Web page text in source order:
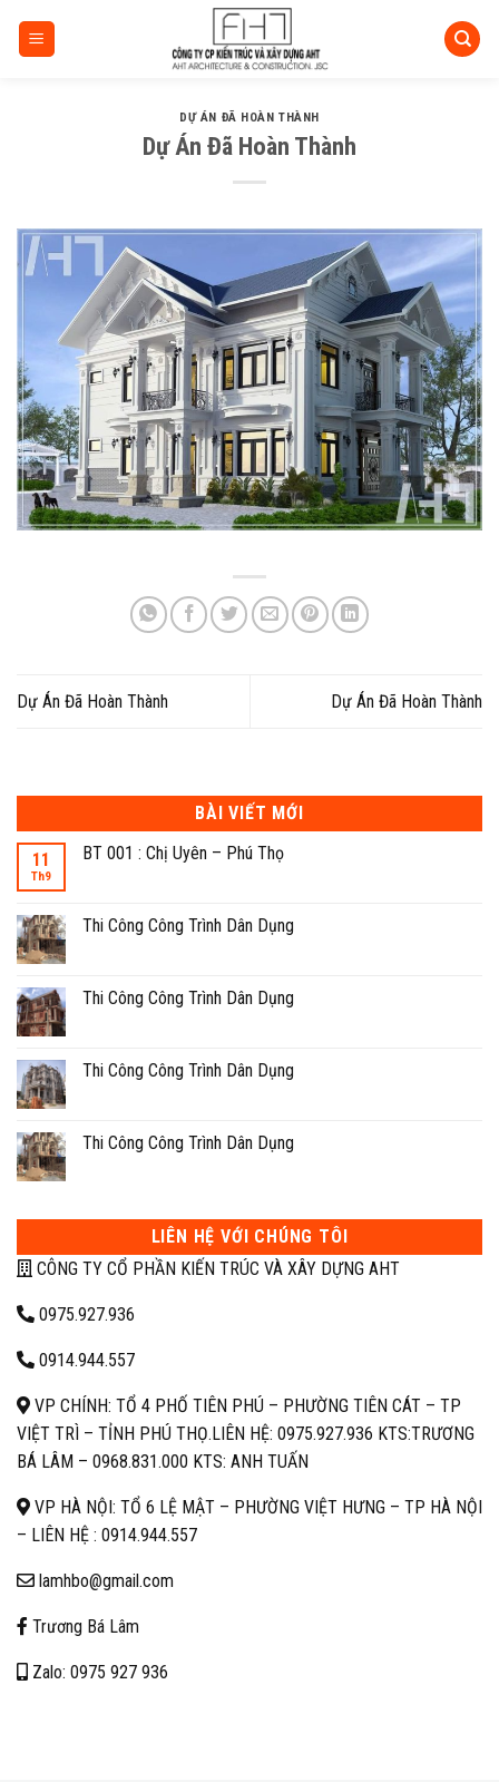
DỰ ÁN ĐÃ HOÀN THÀNH
Dự Án Đã Hoàn Thành
Dự Án Đã Hoàn Thành Dự Án Đã Hoàn Thành
BÀI VIẾT MỚI
11
Th9
BT 001 : Chị Uyên – Phú Thọ
Thi Công Công Trình Dân Dụng
Thi Công Công Trình Dân Dụng
Thi Công Công Trình Dân Dụng
Thi Công Công Trình Dân Dụng
LIÊN HỆ VỚI CHÚNG TÔI
CÔNG TY CỔ PHẦN KIẾN TRÚC VÀ XÂY DỰNG AHT
0975.927.936
0914.944.557
VP CHÍNH: TỔ 4 PHỐ TIÊN PHÚ – PHƯỜNG TIÊN CÁT – TP
VIỆT TRÌ – TỈNH PHÚ THỌ. LIÊN HỆ: 0975.927.936 KTS:TRƯƠNG
BÁ LÂM – 0968.831.000 KTS: ANH TUẤN
VP HÀ NỘI: TỔ 6 LỆ MẬT – PHƯỜNG VIỆT HƯNG – TP HÀ NỘI
– LIÊN HỆ : 0914.944.557
lamhbo@gmail.com
Trương Bá Lâm
Zalo: 0975 927 936